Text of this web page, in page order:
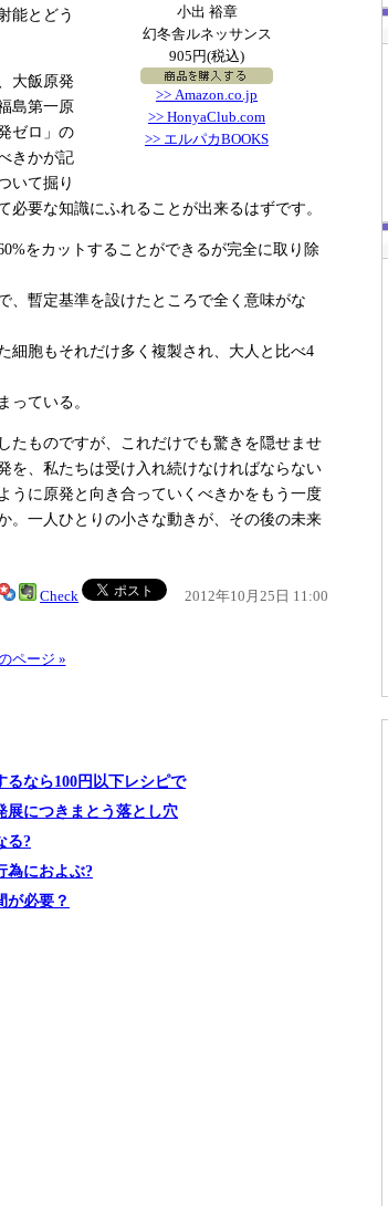
小出 裕章
幻冬舎ルネッサンス
905円(税込)
>> Amazon.co.jp
>> HonyaClub.com
>> エルパカBOOKS
能とどう
大飯原発
島第一原
ゼロ」の
きかが記
いて掘り
要な知識にふれることが出来るはずです。
をカットすることができるが完全に取り除
、暫定基準を設けたところで全く意味がな
細胞もそれだけ多く複製され、大人と比べ4
っている。
ものですが、これだけでも驚きを隠せませ
を、私たちは受け入れ続けなければならない
うに原発と向き合っていくべきかをもう一度
。一人ひとりの小さな動きが、その後の未来
Check 2012年10月25日 11:00
ページ »
なら100円以下レシピで
展につきまとう落とし穴
る?
為におよぶ?
が必要？